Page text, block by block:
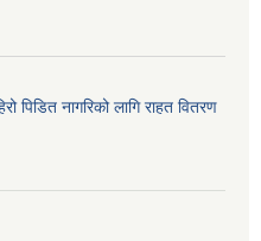
पिडित नागरिको लागि राहत वितरण